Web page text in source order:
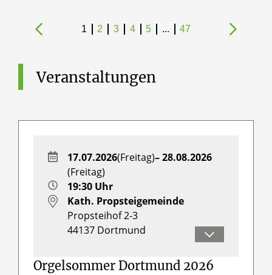
1 2 3 4 5 ... 47
Veranstaltungen
Orgelsommer Dortmund 2026
17.07.2026(Freitag)– 28.08.2026
(Freitag)
19:30 Uhr
Kath. Propsteigemeinde
Propsteihof 2-3
44137 Dortmund